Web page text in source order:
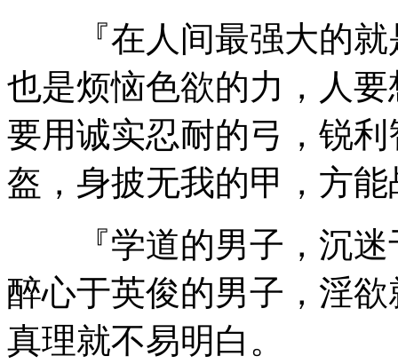
『在人间最强大的就
也是烦恼色欲的力，人
要用诚实忍耐的弓，锐
盔，身披无我的甲，方
『学道的男子，沉迷
醉心于英俊的男子，淫
真理就不易明白。